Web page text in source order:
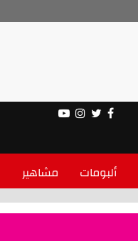
ألبومات مشاهير